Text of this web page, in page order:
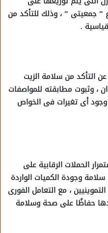
” جمعيتى ” ، وذلك للتأكد من
.
التأكد من سلامة الزيت
، وثبوت مطابقته للمواصفات
أى تغيرات فى الخواص
الحملات الرقابية على
وجودة الكميات الواردة
، مع التعامل الفورى
حفاظًا على صحة وسلامة